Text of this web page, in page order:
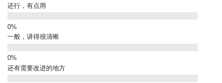
还行，有点用
一般，讲得很清晰
还有需要改进的地方